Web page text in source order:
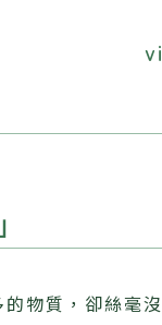
物質，卻絲毫